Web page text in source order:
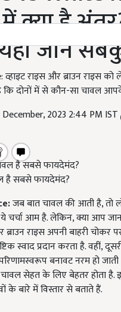
में क्या है
जानें
व्हाइट राइस और ब्राउन राइस
दोनों में से कौन-सा चावल
2023 2:44 PM IST
है सबसे फायदेमंद?
जब बात चावल की आती है,
चर्चा आम है. लेकिन, क्या आप
राइस अपनी बाहरी
स्वाद प्रदान करता है.
बनावट नरम हो
सेहत के लिए बेहतर होता
बारे में विस्तार से बताते हैं.